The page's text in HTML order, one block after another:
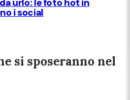
urlo: le foto hot in
i social
si sposeranno nel